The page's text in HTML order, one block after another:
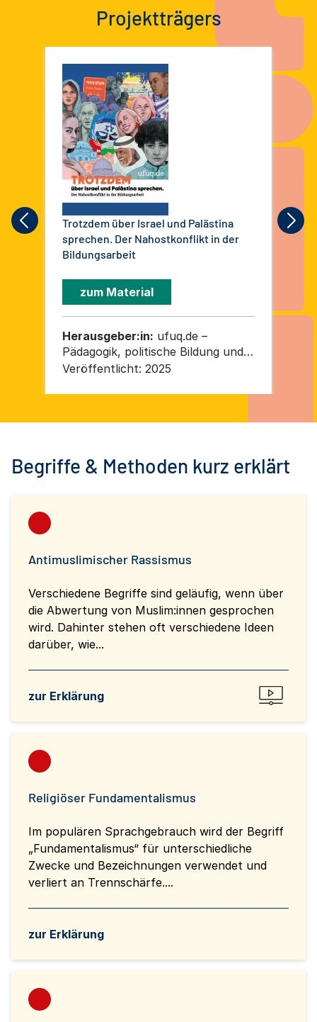
Projektträgers
Trotzdem über Israel und Palästina
sprechen. Der Nahostkonflikt in der
Bildungsarbeit
zum Material
Herausgeber:in: ufuq.de –
Pädagogik, politische Bildung und
Prävention in der
Veröffentlicht: 2025
Begriffe & Methoden kurz erklärt
Antimuslimischer Rassismus
Verschiedene Begriffe sind geläufig, wenn über
die Abwertung von Muslim:innen gesprochen
wird. Dahinter stehen oft verschiedene Ideen
darüber, wie...
zur Erklärung
Religiöser Fundamentalismus
Im populären Sprachgebrauch wird der Begriff
„Fundamentalismus“ für unterschiedliche
Zwecke und Bezeichnungen verwendet und
verliert an Trennschärfe....
zur Erklärung